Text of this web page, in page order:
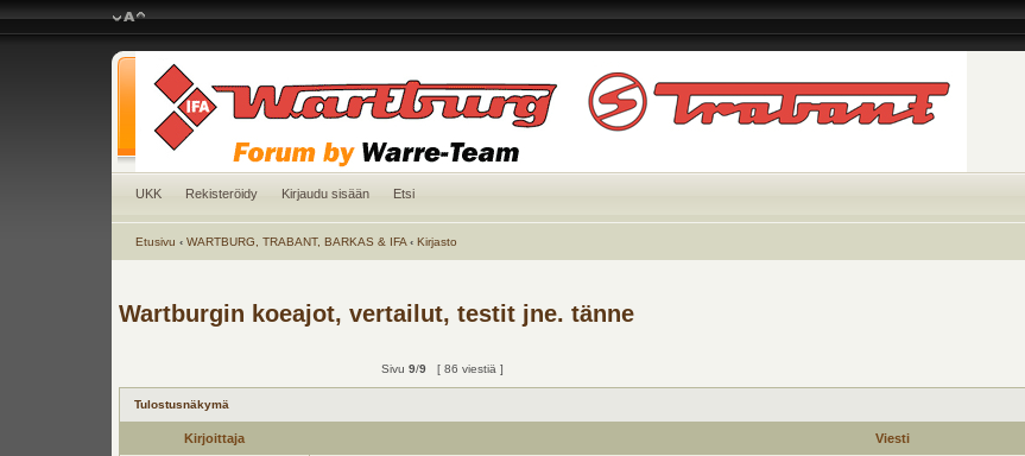
UKK Rekisteröidy Kirjaudu sisään Etsi
Etusivu ‹ WARTBURG, TRABANT, BARKAS & IFA ‹ Kirjasto
Wartburgin koeajot, vertailut, testit jne. tänne
Sivu9/9 [ 86 viestiä ]
Tulostusnäkymä
Kirjoittaja Viesti